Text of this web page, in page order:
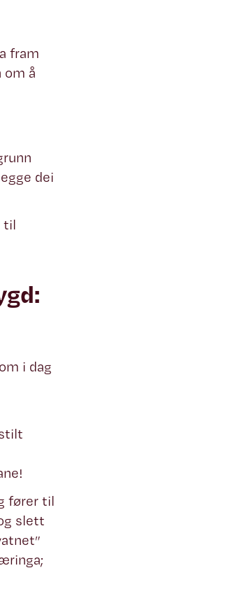
fram
om å
dei
til
i dag
fører til
slett